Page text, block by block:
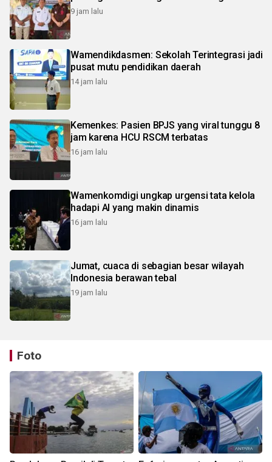
9 jam lalu
Wamendikdasmen: Sekolah Terintegrasi jadi
pusat mutu pendidikan daerah
14 jam lalu
Kemenkes: Pasien BPJS yang viral tunggu 8
jam karena HCU RSCM terbatas
16 jam lalu
Wamenkomdigi ungkap urgensi tata kelola
hadapi AI yang makin dinamis
16 jam lalu
Jumat, cuaca di sebagian besar wilayah
Indonesia berawan tebal
19 jam lalu
Foto